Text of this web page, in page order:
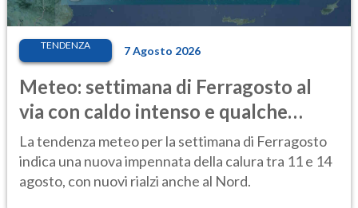
TENDENZA 7 Agosto 2026
Meteo: settimana di Ferragosto al
via con caldo intenso e qualche
temporale
La tendenza meteo per la settimana di Ferragosto
indica una nuova impennata della calura tra 11 e 14
agosto, con nuovi rialzi anche al Nord.